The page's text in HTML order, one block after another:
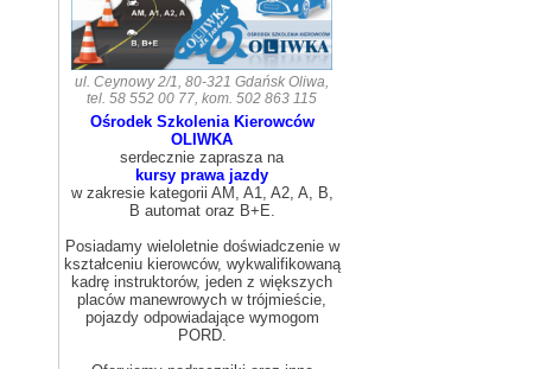
ul. Ceynowy 2/1, 80-321 Gdańsk Oliwa,
tel. 58 552 00 77, kom. 502 863 115
Ośrodek Szkolenia Kierowców
OLIWKA
serdecznie zaprasza na
kursy prawa jazdy
w zakresie kategorii AM, A1, A2, A, B,
B automat oraz B+E.
Posiadamy wieloletnie doświadczenie w
kształceniu kierowców, wykwalifikowaną
kadrę instruktorów, jeden z większych
placów manewrowych w trójmieście,
pojazdy odpowiadające wymogom
PORD.